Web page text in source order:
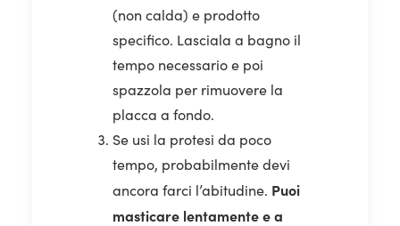
(non calda) e prodotto
specifico. Lasciala a bagno il
tempo necessario e poi
spazzola per rimuovere la
placca a fondo.
Se usi la protesi da poco
tempo, probabilmente devi
ancora farci l’abitudine. Puoi
masticare lentamente e a